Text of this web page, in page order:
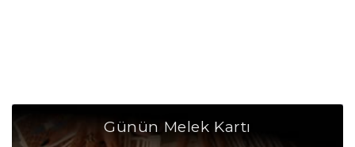
Günün Melek Kartı